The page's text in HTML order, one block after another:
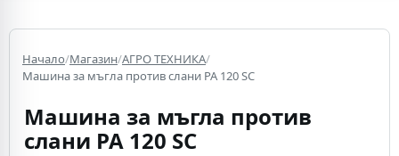
Начало/Магазин/АГРО ТЕХНИКА/
Машина за мъгла против слани PA 120 SC
Машина за мъгла против
слани PA 120 SC